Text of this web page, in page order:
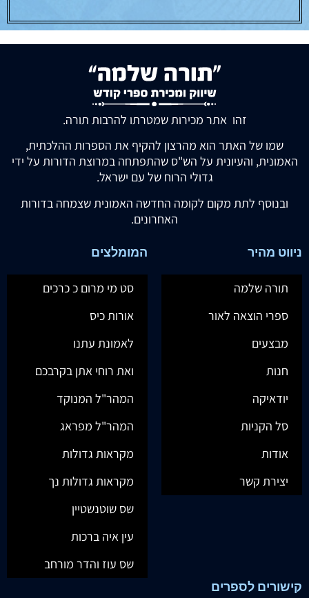
זהו אתר מכירות שמטרתו להרבות תורה.
שמו של האתר הוא מהרצון להקיף את הספרות ההלכתית,
האמונית, והעיונית על הש"ס שהתפתחה במרוצת הדורות על ידי
גדולי הרוח של עם ישראל.
ובנוסף לתת מקום לקומה החדשה האמונית שצמחה בדורות
האחרונים.
ניווט מהיר
תורה שלמה
ספרי הוצאה לאור
מבצעים
חנות
יודאיקה
סל הקניות
אודות
יצירת קשר
המומלצים
סט מי מרום כ כרכים
אורות כיס
לאמונת עתנו
ואת רוחי אתן בקרבכם
המהר"ל המנוקד
המהר"ל מפראג
מקראות גדולות
מקראות גדולות נך
שס שוטנשטיין
עין איה ברכות
שס עוז והדר מורחב
קישורים לספרים